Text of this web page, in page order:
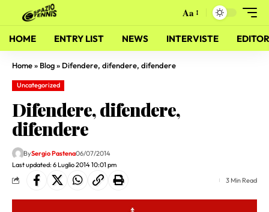
Aa
HOME ENTRY LIST NEWS INTERVISTE
Home» Blog» Difendere, difendere, difendere
Uncategorized
Difendere, difendere,
difendere
Last updated: 6 Luglio 2014 10:01 pm
BySergio Pastena06/07/2014
3 Min Read